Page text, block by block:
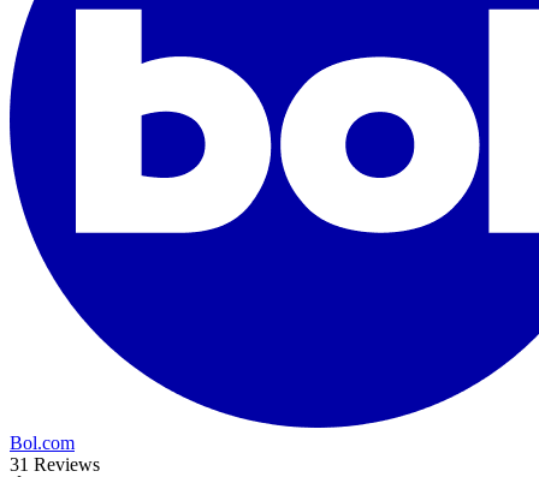
Bol.com
31 Reviews